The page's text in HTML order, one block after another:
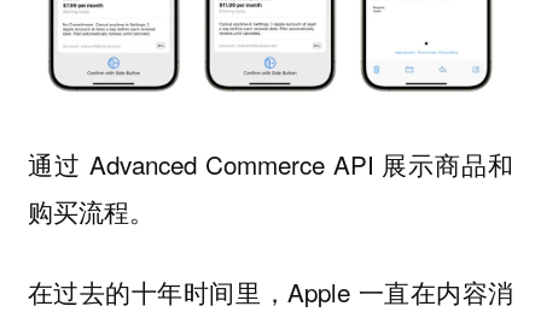
通过 Advanced Commerce API 展示商品和
购买流程。
在过去的十年时间里，Apple 一直在内容消